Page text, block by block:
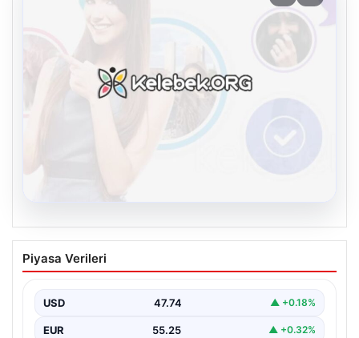
Kelebek chat adresi İle Sanal İletişimin
Seviyeli Adresi Ve Sohbet Deneyimi
kurması ciddi bir değer barındırmaktadır. Günümüzde
birçok…
Piyasa Verileri
USD 47.74 ▲ +0.18%
EUR 55.25 ▲ +0.32%